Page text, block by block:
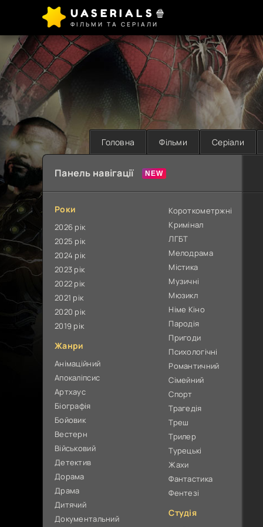
UASERIALS🍿
ФІЛЬМИ ТА СЕРІАЛИ
Головна Фільми Серіали
Панель навігації
Роки
2026 рік
2025 рік
2024 рік
2023 рік
2022 рік
2021 рік
2020 рік
2019 рік
Жанри
Анімаційний
Апокаліпсис
Артхаус
Біографія
Бойовик
Вестерн
Військовий
Детектив
Дорама
Драма
Дитячий
Документальний
Короткометржні
Кримінал
ЛГБТ
Мелодрама
Містика
Музичні
Мюзикл
Німе Кіно
Пародія
Пригоди
Психологічні
Романтичний
Сімейний
Спорт
Трагедія
Треш
Трилер
Турецькі
Жахи
Фантастика
Фентезі
Студія